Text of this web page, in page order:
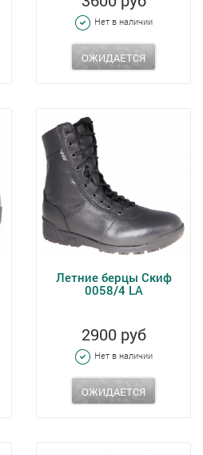
Нет в наличии
ОЖИДАЕТСЯ
Летние берцы Скиф
0058/4 LA
2900 руб
Нет в наличии
ОЖИДАЕТСЯ